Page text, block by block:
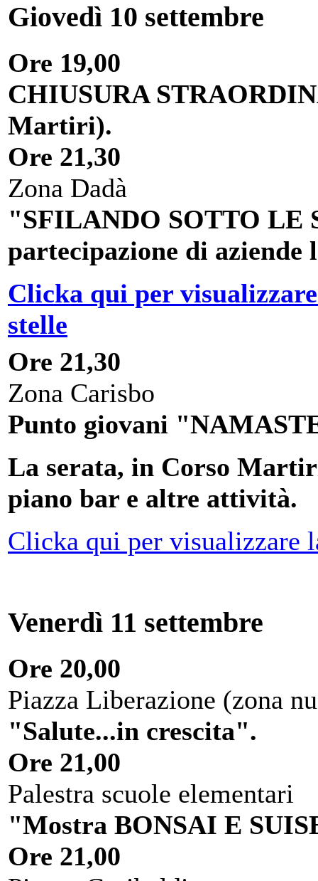
Giovedì 10 settembre
Ore 19,00
CHIUSURA
Martiri).
Ore 21,30
Zona Dadà
"SFILANDO SOTTO LE
partecipazione di aziende
Clicka qui per
stelle
Ore 21,30
Zona Carisbo
Punto giovani
La serata, in Corso
piano bar e altre attività.
Clicka qui per visualizzare
Venerdì 11 settembre
Ore 20,00
Piazza Liberazione (zona
"Salute...in crescita".
Ore 21,00
Palestra scuole elementari
"Mostra BONSAI E
Ore 21,00